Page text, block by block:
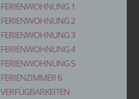
FERIENWOHNUNG 1
FERIENWOHNUNG 2
FERIENWOHNUNG 3
FERIENWOHNUNG 4
FERIENWOHNUNG 5
FERIENZIMMER 6
VERFÜGBARKEITEN